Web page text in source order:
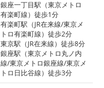
銀座一丁目駅（東京メトロ
有楽町線）徒歩1分
有楽町駅（JR在来線/東京メ
トロ有楽町線）徒歩2分
東京駅（JR在来線）徒歩8分
銀座駅（東京メトロ丸ノ内
線/東京メトロ銀座線/東京メ
トロ日比谷線）徒歩3分